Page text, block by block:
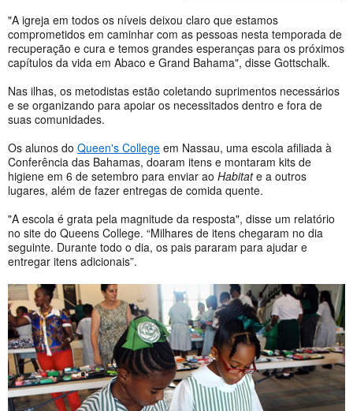
"A igreja em todos os níveis deixou claro que estamos
comprometidos em caminhar com as pessoas nesta temporada de
recuperação e cura e temos grandes esperanças para os próximos
capítulos da vida em Abaco e Grand Bahama", disse Gottschalk.
Nas ilhas, os metodistas estão coletando suprimentos necessários
e se organizando para apoiar os necessitados dentro e fora de
suas comunidades.
Os alunos do Queen's College em Nassau, uma escola afiliada à
Conferência das Bahamas, doaram itens e montaram kits de
higiene em 6 de setembro para enviar ao Habitate a outros
lugares, além de fazer entregas de comida quente.
"A escola é grata pela magnitude da resposta", disse um relatório
no site do Queens College. “Milhares de itens chegaram no dia
seguinte. Durante todo o dia, os pais pararam para ajudar e
entregar itens adicionais”.